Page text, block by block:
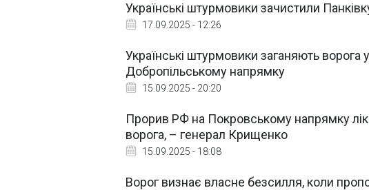
Українські штурмовики зачистили
17.09.2025 - 12:26
Українські штурмовики заганяють ворога
Добропільському напрямку
15.09.2025 - 20:20
Прорив РФ на Покровському напрямку
ворога, – генерал Крищенко
15.09.2025 - 18:08
Ворог визнає власне безсилля, коли